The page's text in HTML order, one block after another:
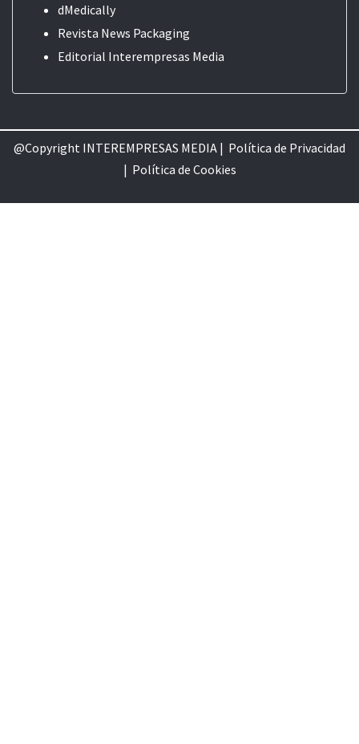
dMedically
Revista News Packaging
Editorial Interempresas Media
@Copyright INTEREMPRESAS MEDIA | Política de Privacidad
| Política de Cookies